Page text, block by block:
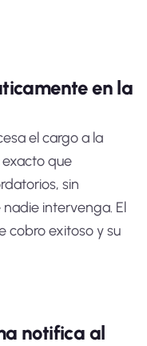
en la
el cargo a la
que
sin
intervenga. El
cobro exitoso y su
notifica al